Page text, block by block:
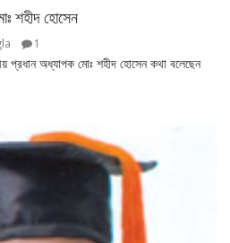
শহীদ হোসেন
1
প্রধান অধ্যাপক মোঃ শহীদ হোসেন কথা বলেছেন